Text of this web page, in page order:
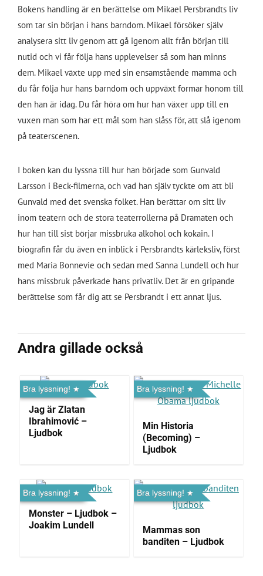
Bokens handling är en berättelse om Mikael Persbrandts liv
som tar sin början i hans barndom. Mikael försöker själv
analysera sitt liv genom att gå igenom allt från början till
nutid och vi får följa hans upplevelser så som han minns
dem. Mikael växte upp med sin ensamstående mamma och
du får följa hur hans barndom och uppväxt formar honom till
den han är idag. Du får höra om hur han växer upp till en
vuxen man som har ett mål som han slåss för, att slå igenom
på teaterscenen.
I boken kan du lyssna till hur han började som Gunvald
Larsson i Beck-filmerna, och vad han själv tyckte om att bli
Gunvald med det svenska folket. Han berättar om sitt liv
inom teatern och de stora teaterrollerna på Dramaten och
hur han till sist börjar missbruka alkohol och kokain. I
biografin får du även en inblick i Persbrandts kärleksliv, först
med Maria Bonnevie och sedan med Sanna Lundell och hur
hans missbruk påverkade hans privatliv. Det är en gripande
berättelse som får dig att se Persbrandt i ett annat ljus.
Andra gillade också
Bra lyssning!
Jag är Zlatan
Ibrahimović –
Ljudbok
Bra lyssning!
Min Historia
(Becoming) –
Ljudbok
Bra lyssning!
Monster – Ljudbok –
Joakim Lundell
Bra lyssning!
Mammas son
banditen – Ljudbok